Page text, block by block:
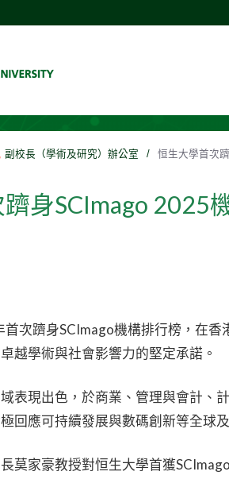
, 副校長（學術及研究）辦公室 / 恒生大學首次
身SCImago 2025
次躋身SCImago機構排行榜，在
越學術與社會影響力的堅定承諾。
表現出色，於商業、管理與會計、
回應可持續發展與數碼創新等全球
莫家豪教授對恒生大學首獲